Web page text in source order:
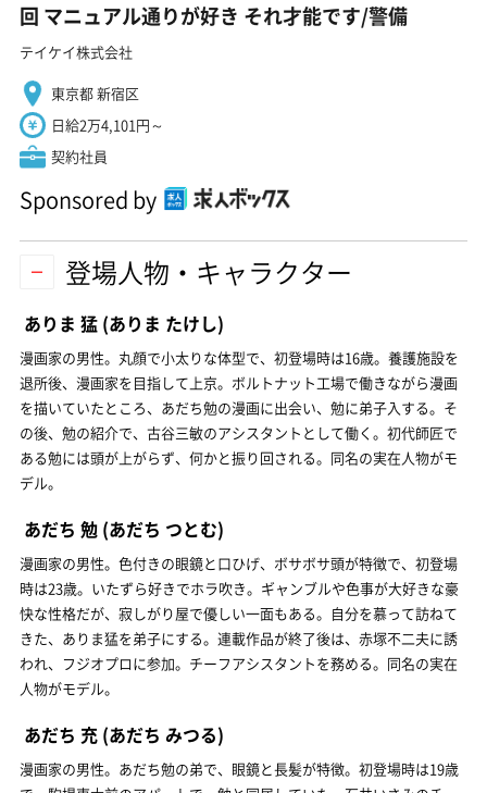
回 マニュアル通りが好き それ才能です/警備
テイケイ株式会社
東京都 新宿区
日給2万4,101円～
契約社員
Sponsored by
登場人物・キャラクター
ありま 猛 (ありま たけし)
漫画家の男性。丸顔で小太りな体型で、初登場時は16歳。養護施設を
退所後、漫画家を目指して上京。ボルトナット工場で働きながら漫画
を描いていたところ、あだち勉の漫画に出会い、勉に弟子入する。そ
の後、勉の紹介で、古谷三敏のアシスタントとして働く。初代師匠で
ある勉には頭が上がらず、何かと振り回される。同名の実在人物がモ
デル。
あだち 勉 (あだち つとむ)
漫画家の男性。色付きの眼鏡と口ひげ、ボサボサ頭が特徴で、初登場
時は23歳。いたずら好きでホラ吹き。ギャンブルや色事が大好きな豪
快な性格だが、寂しがり屋で優しい一面もある。自分を慕って訪ねて
きた、ありま猛を弟子にする。連載作品が終了後は、赤塚不二夫に誘
われ、フジオプロに参加。チーフアシスタントを務める。同名の実在
人物がモデル。
あだち 充 (あだち みつる)
漫画家の男性。あだち勉の弟で、眼鏡と長髪が特徴。初登場時は19歳